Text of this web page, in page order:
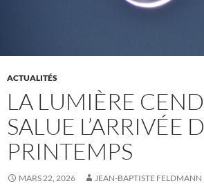
ACTUALITÉS
LA LUMIÈRE
SALUE L’ARRIVÉE
PRINTEMPS
MARS 22, 2026 JEAN-BAPTISTE FELDMANN